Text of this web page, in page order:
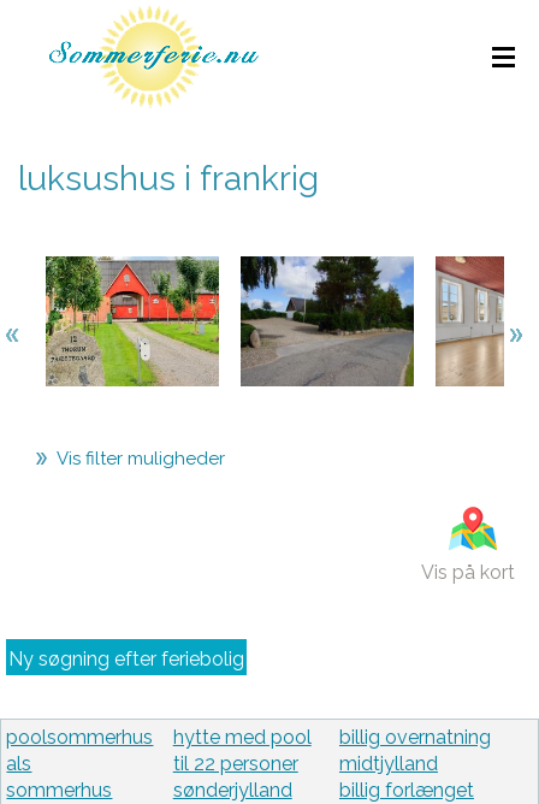
luksushus i frankrig
Vis filter muligheder
Vis på kort
Ny søgning efter feriebolig
poolsommerhus
als
sommerhus
hytte med pool
til 22 personer
sønderjylland
billig overnatning
midtjylland
billig forlænget